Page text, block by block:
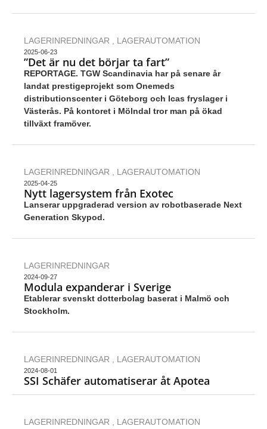
LAGERINREDNINGAR , LAGERAUTOMATION
2025-06-23
”Det är nu det börjar ta fart”
REPORTAGE. TGW Scandinavia har på senare år
landat prestigeprojekt som Onemeds
distributionscenter i Göteborg och Icas fryslager i
Västerås. På kontoret i Mölndal tror man på ökad
tillväxt framöver.
LAGERINREDNINGAR , LAGERAUTOMATION
2025-04-25
Nytt lagersystem från Exotec
Lanserar uppgraderad version av robotbaserade Next
Generation Skypod.
LAGERINREDNINGAR
2024-09-27
Modula expanderar i Sverige
Etablerar svenskt dotterbolag baserat i Malmö och
Stockholm.
LAGERINREDNINGAR , LAGERAUTOMATION
2024-08-01
SSI Schäfer automatiserar åt Apotea
LAGERINREDNINGAR , LAGERAUTOMATION